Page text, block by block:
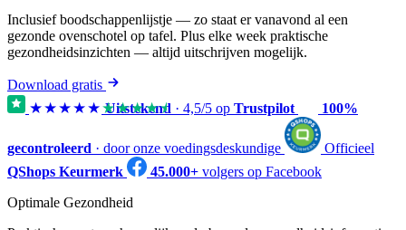
Inclusief boodschappenlijstje — zo staat er vanavond al een
gezonde ovenschotel op tafel. Plus elke week praktische
gezondheidsinzichten — altijd uitschrijven mogelijk.
Download gratis
★★★★★★★★★★
Uitstekend · 4,5/5 op Trustpilot 100%
gecontroleerd · door onze voedingsdeskundige
Officieel
QShops Keurmerk
45.000+ volgers op Facebook
Optimale Gezondheid